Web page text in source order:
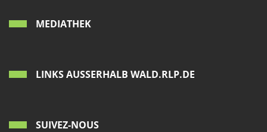
MEDIATHEK
LINKS AUSSERHALB WALD.RLP.DE
SUIVEZ-NOUS